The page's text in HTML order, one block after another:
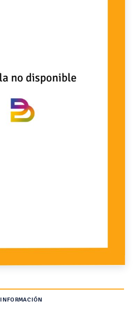
INFORMACIÓN